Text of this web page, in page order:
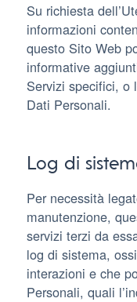
Su richiesta
informazioni
questo Sito Web
informative
Servizi specifici, o
Dati Personali.
Log di
Per necessità
manutenzione,
servizi terzi da
log di sistema,
interazioni e che
Personali, quali